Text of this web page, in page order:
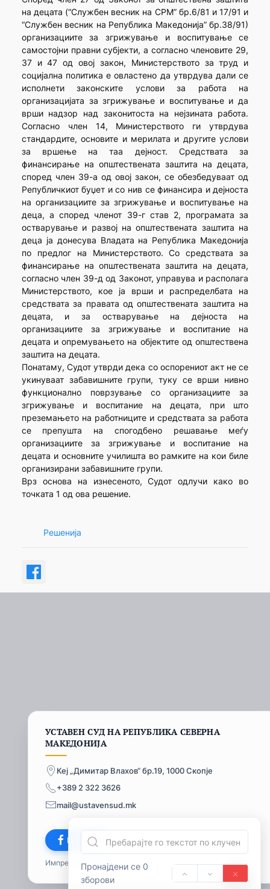
Пронајдени се 0
зборови
на децата (“Службен весник на СРМ” бр.6/81 и 17/91 и
“Службен весник на Република Македонија” бр.38/91)
организациите за згрижување и воспитување се
самостојни правни субјекти, а согласно членовите 29,
37 и 47 од овој закон, Министерството за труд и
социјална политика е овластено да утврдува дали се
исполнети законските услови за работа на
организацијата за згрижување и воспитување и да
врши надзор над законитоста на нејзината работа.
Согласно член 14, Министерството ги утврдува
стандардите, основите и мерилата и другите услови
за вршење на таа дејност. Средствата за
финансирање на општествената заштита на децата,
според член 39-а од овој закон, се обезбедуваат од
Републичкиот буџет и со нив се финансира и дејноста
на организациите за згрижување и воспитување на
деца, а според членот 39-г став 2, програмата за
остварување и развој на општествената заштита на
деца ја донесува Владата на Република Македонија
по предлог на Министерството. Со средствата за
финансирање на општествената заштита на децата,
согласно член 39-д од Законот, управува и располага
Министерството, кое ја врши и распределбата на
средствата за правата од општествената заштита на
децата, и за остварување на дејноста на
организациите за згрижување и воспитание на
децата и опремувањето на објектите од општествена
заштита на децата.
Понатаму, Судот утврди дека со оспорениот акт не се
укинуваат забавишните групи, туку се врши нивно
функционално поврзување со организациите за
згрижување и воспитание на децата, при што
преземањето на работниците и средствата за работа
се препушта на спогодбено решавање меѓу
организациите за згрижување и воспитание на
децата и основните училишта во рамките на кои биле
организирани забавишните групи.
Врз основа на изнесеното, Судот одлучи како во
точката 1 од ова решение.
Решенија
УСТАВЕН СУД НА РЕПУБЛИКА СЕВЕРНА
МАКЕДОНИЈА
Кеј „Димитар Влахов“ бр.19, 1000 Скопје
+389 2 322 3626
mail@ustavensud.mk
Facebook
Импресум© 2026